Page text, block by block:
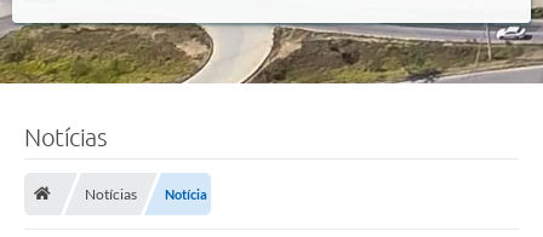
Notícias
Notícias Notícia